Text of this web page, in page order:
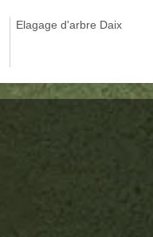
Elagage d'arbre Daix